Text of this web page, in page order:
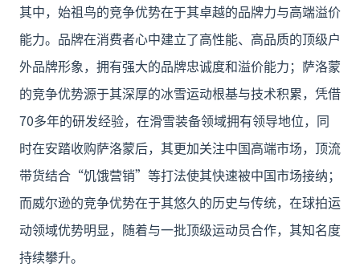
其中，始祖鸟的竞争优势在于其卓越的品牌力与高端溢价
能力。品牌在消费者心中建立了高性能、高品质的顶级户
外品牌形象，拥有强大的品牌忠诚度和溢价能力；萨洛蒙
的竞争优势源于其深厚的冰雪运动根基与技术积累，凭借
70多年的研发经验，在滑雪装备领域拥有领导地位，同
时在安踏收购萨洛蒙后，其更加关注中国高端市场，顶流
带货结合“饥饿营销”等打法使其快速被中国市场接纳；
而威尔逊的竞争优势在于其悠久的历史与传统，在球拍运
动领域优势明显，随着与一批顶级运动员合作，其知名度
持续攀升。